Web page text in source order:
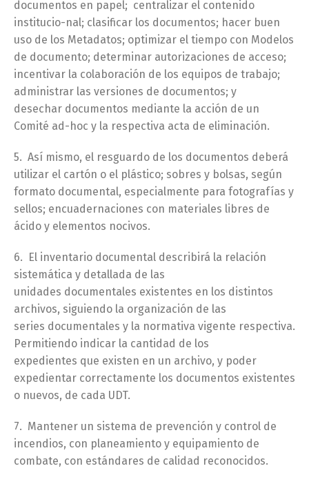
documentos en papel; centralizar el contenido
institucio-nal; clasificar los documentos; hacer buen
uso de los Metadatos; optimizar el tiempo con Modelos
de documento; determinar autorizaciones de acceso;
incentivar la colaboración de los equipos de trabajo;
administrar las versiones de documentos; y
desechar documentos mediante la acción de un
Comité ad-hoc y la respectiva acta de eliminación.
5. Así mismo, el resguardo de los documentos deberá
utilizar el cartón o el plástico; sobres y bolsas, según
formato documental, especialmente para fotografías y
sellos; encuadernaciones con materiales libres de
ácido y elementos nocivos.
6. El inventario documental describirá la relación
sistemática y detallada de las
unidades documentales existentes en los distintos
archivos, siguiendo la organización de las
series documentales y la normativa vigente respectiva.
Permitiendo indicar la cantidad de los
expedientes que existen en un archivo, y poder
expedientar correctamente los documentos existentes
o nuevos, de cada UDT.
7. Mantener un sistema de prevención y control de
incendios, con planeamiento y equipamiento de
combate, con estándares de calidad reconocidos.